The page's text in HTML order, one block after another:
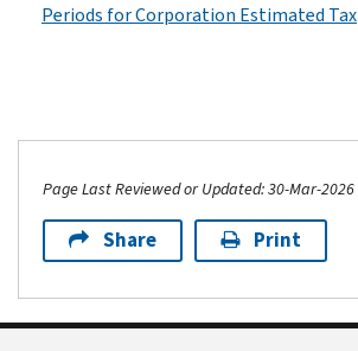
Periods for Corporation Estimated Tax
Page Last Reviewed or Updated: 30-Mar-2026
Share Print